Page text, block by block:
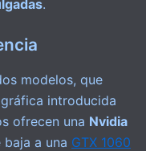
.
modelos, que
introducida
ofrecen una Nvidia
a una GTX 1060